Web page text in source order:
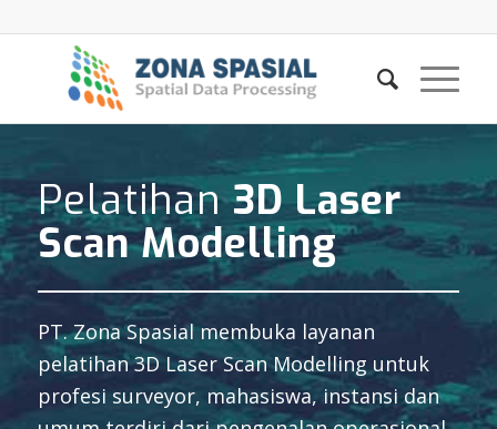
Pelatihan3D Laser
Scan Modelling
PT. Zona Spasial membuka layanan
pelatihan 3D Laser Scan Modelling untuk
profesi surveyor, mahasiswa, instansi dan